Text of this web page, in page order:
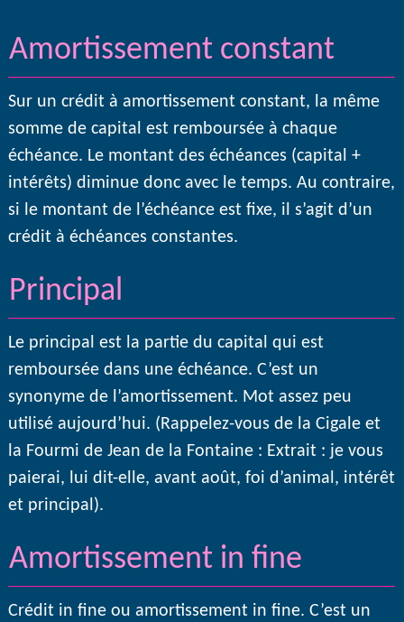
Amortissement constant
Sur un crédit à amortissement constant, la même
somme de capital est remboursée à chaque
échéance. Le montant des échéances (capital +
intérêts) diminue donc avec le temps. Au contraire,
si le montant de l’échéance est fixe, il s’agit d’un
crédit à échéances constantes.
Principal
Le principal est la partie du capital qui est
remboursée dans une échéance. C’est un
synonyme de l’amortissement. Mot assez peu
utilisé aujourd’hui. (Rappelez-vous de la Cigale et
la Fourmi de Jean de la Fontaine : Extrait : je vous
paierai, lui dit-elle, avant août, foi d’animal, intérêt
et principal).
Amortissement in fine
Crédit in fine ou amortissement in fine. C’est un